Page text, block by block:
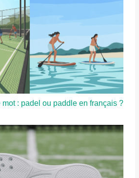
mot : padel ou paddle en français ?